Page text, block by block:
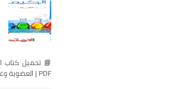
PDF | العضوية وغير العضوية – شرح وتدريبات كتاب الامتحان في …